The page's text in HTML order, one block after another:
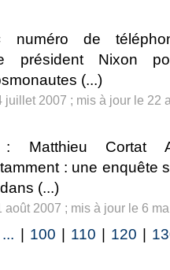
numéro de
président Nixon
(...)
juillet 2007 ; mis à jour le 22
: Matthieu Cortat
: une enquête
(...)
août 2007 ; mis à jour le 6
... 100 110 120